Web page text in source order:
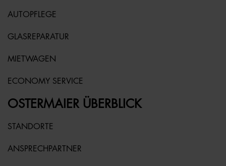
AUTOPFLEGE
GLASREPARATUR
MIETWAGEN
ECONOMY SERVICE
OSTERMAIER ÜBERBLICK
STANDORTE
ANSPRECHPARTNER